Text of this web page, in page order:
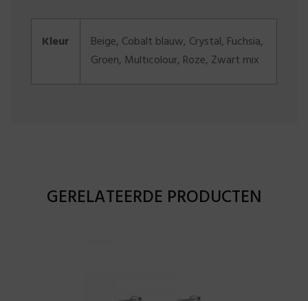
Kleur
Beige, Cobalt blauw, Crystal, Fuchsia,
Groen, Multicolour, Roze, Zwart mix
GERELATEERDE PRODUCTEN